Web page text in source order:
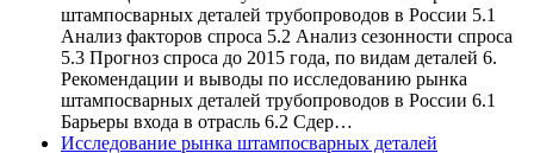
штампосварных деталей трубопроводов в России 5.1
Анализ факторов спроса 5.2 Анализ сезонности спроса
5.3 Прогноз спроса до 2015 года, по видам деталей 6.
Рекомендации и выводы по исследованию рынка
штампосварных деталей трубопроводов в России 6.1
Барьеры входа в отрасль 6.2 Сдер…
Исследование рынка штампосварных деталей